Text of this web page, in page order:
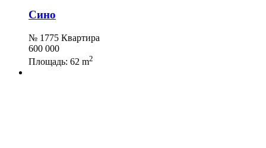
Сино
№ 1775 Квартира
600 000
Площадь: 62 m2